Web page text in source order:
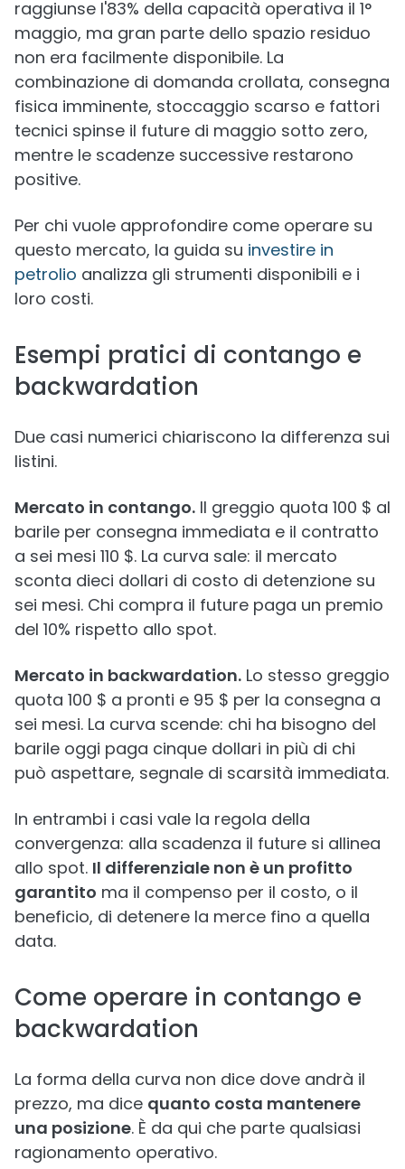
raggiunse l'83% della capacità operativa il 1°
maggio, ma gran parte dello spazio residuo
non era facilmente disponibile. La
combinazione di domanda crollata, consegna
fisica imminente, stoccaggio scarso e fattori
tecnici spinse il future di maggio sotto zero,
mentre le scadenze successive restarono
positive.
Per chi vuole approfondire come operare su
questo mercato, la guida su investire in
petrolio analizza gli strumenti disponibili e i
loro costi.
Esempi pratici di contango e
backwardation
Due casi numerici chiariscono la differenza sui
listini.
Mercato in contango. Il greggio quota 100 $ al
barile per consegna immediata e il contratto
a sei mesi 110 $. La curva sale: il mercato
sconta dieci dollari di costo di detenzione su
sei mesi. Chi compra il future paga un premio
del 10% rispetto allo spot.
Mercato in backwardation. Lo stesso greggio
quota 100 $ a pronti e 95 $ per la consegna a
sei mesi. La curva scende: chi ha bisogno del
barile oggi paga cinque dollari in più di chi
può aspettare, segnale di scarsità immediata.
In entrambi i casi vale la regola della
convergenza: alla scadenza il future si allinea
allo spot. Il differenziale non è un profitto
garantito ma il compenso per il costo, o il
beneficio, di detenere la merce fino a quella
data.
Come operare in contango e
backwardation
La forma della curva non dice dove andrà il
prezzo, ma dice quanto costa mantenere
una posizione. È da qui che parte qualsiasi
ragionamento operativo.